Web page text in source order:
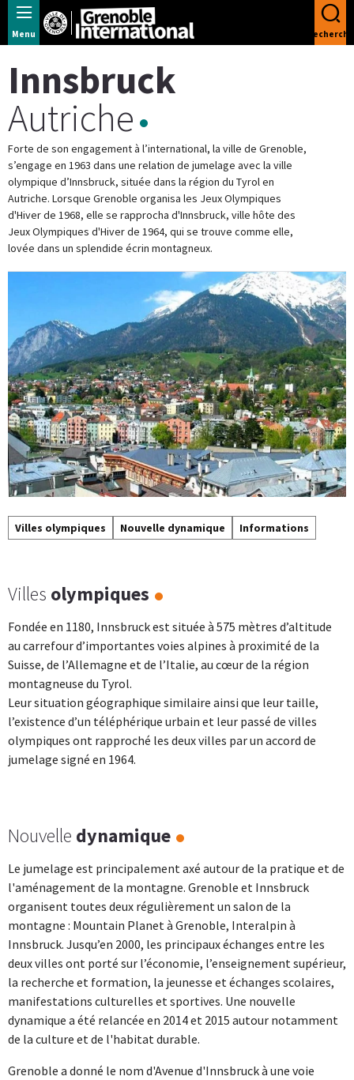
Panneau de gestion des cookies
Menu Recherche
Innsbruck
Autriche
Forte de son engagement à l’international, la ville de Grenoble,
s’engage en 1963 dans une relation de jumelage avec la ville
olympique d’Innsbruck, située dans la région du Tyrol en
Autriche. Lorsque Grenoble organisa les Jeux Olympiques
d'Hiver de 1968, elle se rapprocha d'Innsbruck, ville hôte des
Jeux Olympiques d'Hiver de 1964, qui se trouve comme elle,
lovée dans un splendide écrin montagneux.
Villes olympiques Nouvelle dynamique Informations
Villes olympiques
Fondée en 1180, Innsbruck est située à 575 mètres d’altitude
au carrefour d’importantes voies alpines à proximité de la
Suisse, de l’Allemagne et de l’Italie, au cœur de la région
montagneuse du Tyrol.
Leur situation géographique similaire ainsi que leur taille,
l’existence d’un téléphérique urbain et leur passé de villes
olympiques ont rapproché les deux villes par un accord de
jumelage signé en 1964.
Nouvelle dynamique
Le jumelage est principalement axé autour de la pratique et de
l'aménagement de la montagne. Grenoble et Innsbruck
organisent toutes deux régulièrement un salon de la
montagne : Mountain Planet à Grenoble, Interalpin à
Innsbruck. Jusqu’en 2000, les principaux échanges entre les
deux villes ont porté sur l’économie, l’enseignement supérieur,
la recherche et formation, la jeunesse et échanges scolaires,
manifestations culturelles et sportives. Une nouvelle
dynamique a été relancée en 2014 et 2015 autour notamment
de la culture et de l'habitat durable.
Grenoble a donné le nom d'Avenue d'Innsbruck à une voie